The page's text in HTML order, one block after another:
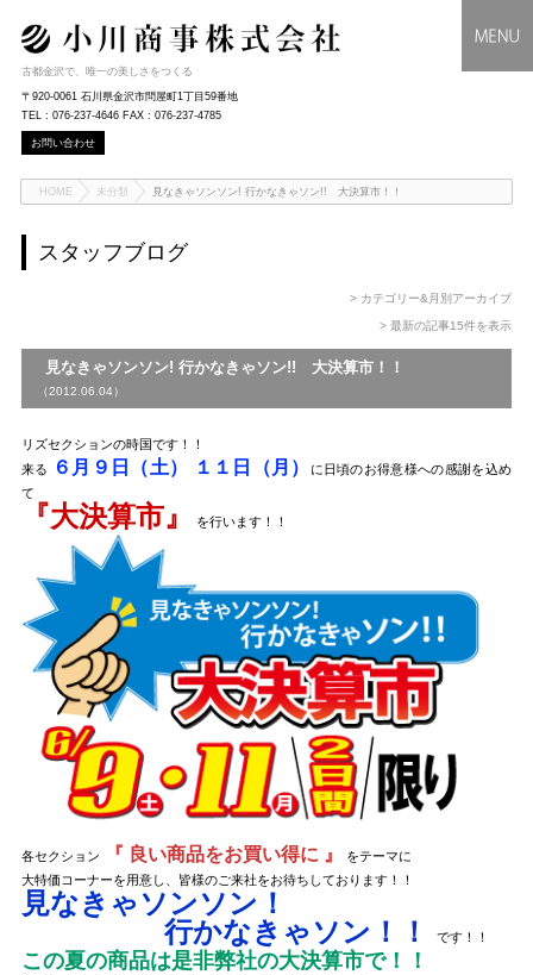
古都金沢で、唯一の美しさをつくる
〒920-0061 石川県金沢市問屋町1丁目59番地
TEL : 076-237-4646 FAX : 076-237-4785
お問い合わせ
HOME 未分類 見なきゃソンソン! 行かなきゃソン!! 大決算市！！
スタッフブログ
> カテゴリー&月別アーカイブ
> 最新の記事15件を表示
見なきゃソンソン! 行かなきゃソン!! 大決算市！！
（2012.06.04）
リズセクションの時国です！！
来る
６月９日（土） １１日（月）
に日頃のお得意様への感謝を込め
て
『大決算市』 を行います！！
各セクション 『 良い商品をお買い得に 』
をテーマに
大特価コーナーを用意し、皆様のご来社をお待ちしております！！
見なきゃソンソン！
行かなきゃソン！！
です！！
この夏の商品は是非弊社の大決算市で！！